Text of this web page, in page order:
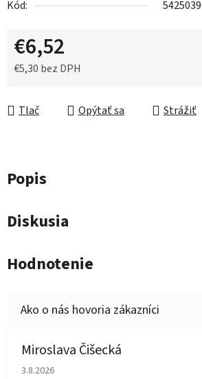
Kód:
€6,52
€5,30 bez DPH
Tlač
Opýtať sa Strážiť
Popis
Diskusia
Hodnotenie
Miroslava Čišecká
Hodnotenie obchodu je 1 z 5 hviezdičiek.
3.8.2026